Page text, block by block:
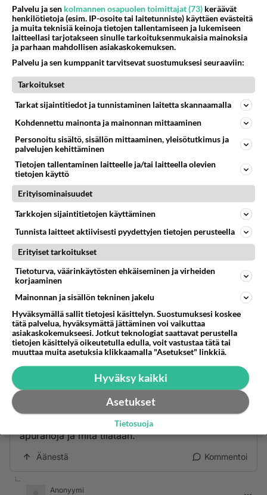
Vertaisarvioitu tutkimus voi olla väärässä. Valitettavasti
parempaakaan keinoa oikeellisuuden varmistamiseksi
ennen julkaisua ei ole löydetty. Menihän sen
venäläisen tutkijan juttukin Auringon vaikutuksesta
vertaisarvioinnista läpi, mutta julkaisun jälkeen kun
tapahtuu melko usein. ETkö tiennyt?
Olet aika pihalla tieteen toimintatavoista ihmis parka.
Kovasti pitää vaan yrittää päteä, vaikka lastenkirjailijan
Jöns/Jons on myös pelle ja täysin ilman alan
koulutusta/ mitään koulutusta.
Äänestä Kommentoi
2021-05-26 16:31:39
Älä postaa noita huijauslinkkejä tänne, please.
Anonyymi
2021-05-26 16:38:43
Kovin selektiivinen on alarmistin kierosilmäinen
katse.
Äänestä Kommentoi
2021-05-26 16:36:56
Johan on tämä eelisreppanen taas tieteellisen
lähteen penkonut jostakin. Kuinka tyhminä pidät
palstan lukijoita?
Äänestä Kommentoi
2021-05-26 17:16:51
Ei ole vaikea arvata minkälaisiin tutkimuksiin saa
apurahoja ja mitä tilataan.
Äänestä Kommentoi
Anonyymi
Palvelu ja sen kolmannen osapuolen toimittajat (73) keräävät
henkilötietoja (esim. IP-osoite tai laitetunniste) käyttäen evästeitä
ja muita teknisiä keinoja tietojen tallentamiseen ja lukemiseen
laitteellasi tarjotakseen sinulle tarkoituksenmukaisia mainoksia
ja parhaan mahdollisen asiakaskokemuksen.
Palvelu ja sen kumppanit tarvitsevat suostumuksesi seuraaviin:
Tarkoitukset
Tarkat sijaintitiedot ja tunnistaminen laitetta skannaamalla
Kohdennettu mainonta ja mainonnan mittaaminen
Personoitu sisältö, sisällön mittaaminen, yleisötutkimus ja
palvelujen kehittäminen
Tietojen tallentaminen laitteelle ja/tai laitteella olevien
tietojen käyttö
Erityisominaisuudet
Tarkkojen sijaintitietojen käyttäminen
Tunnista laitteet aktiivisesti pyydettyjen tietojen perusteella
Erityiset tarkoitukset
Tietoturva, väärinkäytösten ehkäiseminen ja virheiden
korjaaminen
Mainonnan ja sisällön tekninen jakelu
Hyväksymällä sallit tietojesi käsittelyn. Suostumuksesi koskee
tätä palvelua, hyväksymättä jättäminen voi vaikuttaa
asiakaskokemukseesi. Jotkut teknologiat saattavat perustella
tietojen käsittelyä oikeutetulla edulla, voit vastustaa tätä tai
muuttaa muita asetuksia klikkaamalla "Asetukset" linkkiä.
Hyväksy kaikki
Asetukset
Tietosuoja